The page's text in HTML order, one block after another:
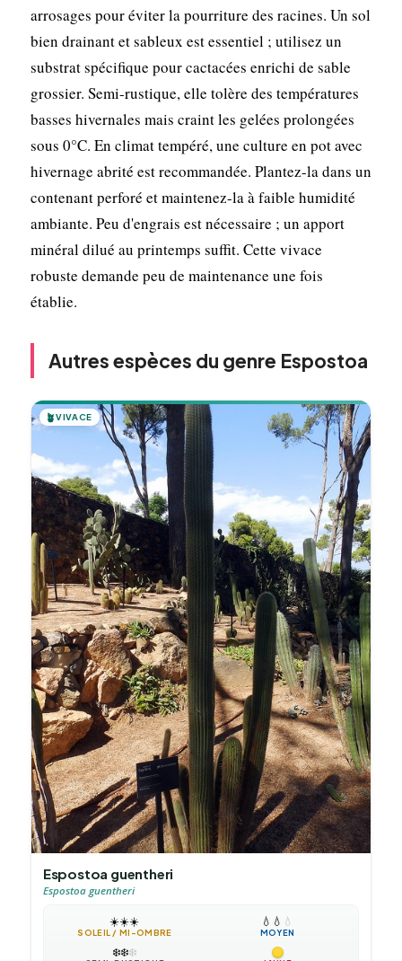
arrosages pour éviter la pourriture des racines. Un sol
bien drainant et sableux est essentiel ; utilisez un
substrat spécifique pour cactacées enrichi de sable
grossier. Semi-rustique, elle tolère des températures
basses hivernales mais craint les gelées prolongées
sous 0°C. En climat tempéré, une culture en pot avec
hivernage abrité est recommandée. Plantez-la dans un
contenant perforé et maintenez-la à faible humidité
ambiante. Peu d'engrais est nécessaire ; un apport
minéral dilué au printemps suffit. Cette vivace
robuste demande peu de maintenance une fois
établie.
Autres espèces du genre Espostoa
🪴VIVACE
Espostoa guentheri
Espostoa guentheri
☀️☀️☀️
SOLEIL / MI-OMBRE
💧 💧 💧
MOYEN
❄️❄️❄️